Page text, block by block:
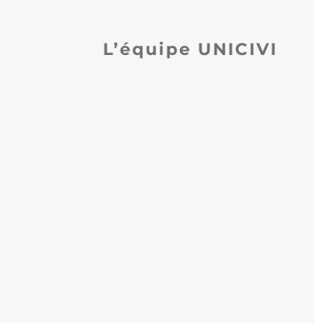
L’équipe UNICIVI